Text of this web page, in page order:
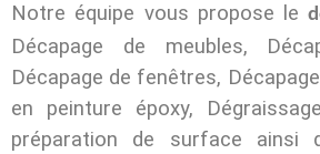
Notre équipe vous propose le
Décapage de meubles,
Décapage de fenêtres,
en peinture époxy,
préparation de surface ainsi